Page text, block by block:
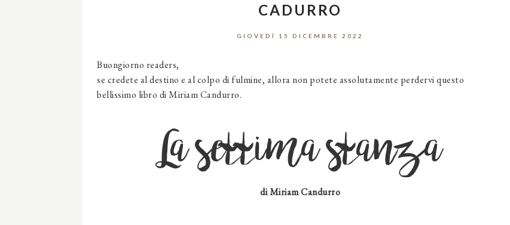
CADURRO
GIOVEDÌ 15 DICEMBRE 2022
Buongiorno readers,
se credete al destino e al colpo di fulmine, allora non potete assolutamente perdervi questo
bellissimo libro di Miriam Candurro.
La settima stanza
di Miriam Candurro